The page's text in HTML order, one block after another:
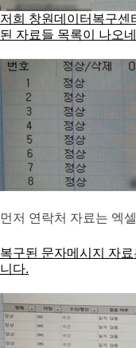
저희 창원데이터복구센
된 자료들 목록이 나오
먼저 연락처 자료는 엑
복구된 문자메시지 자
니다.